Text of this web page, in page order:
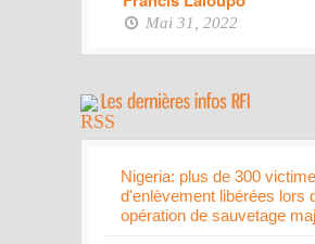
Mai 31, 2022
Nigeria: plus de 300
d'enlèvement libérées lors
opération de sauvetage